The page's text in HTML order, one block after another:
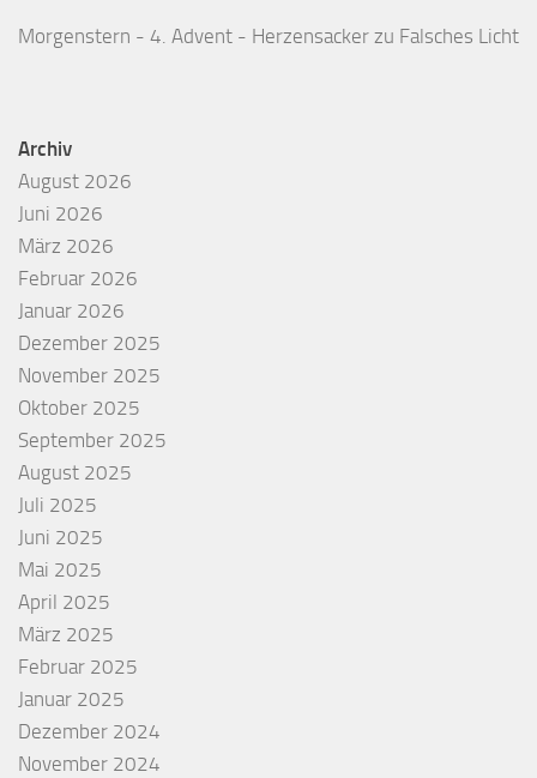
Morgenstern - 4. Advent - Herzensacker zu Falsches Licht
Archiv
August 2026
Juni 2026
März 2026
Februar 2026
Januar 2026
Dezember 2025
November 2025
Oktober 2025
September 2025
August 2025
Juli 2025
Juni 2025
Mai 2025
April 2025
März 2025
Februar 2025
Januar 2025
Dezember 2024
November 2024